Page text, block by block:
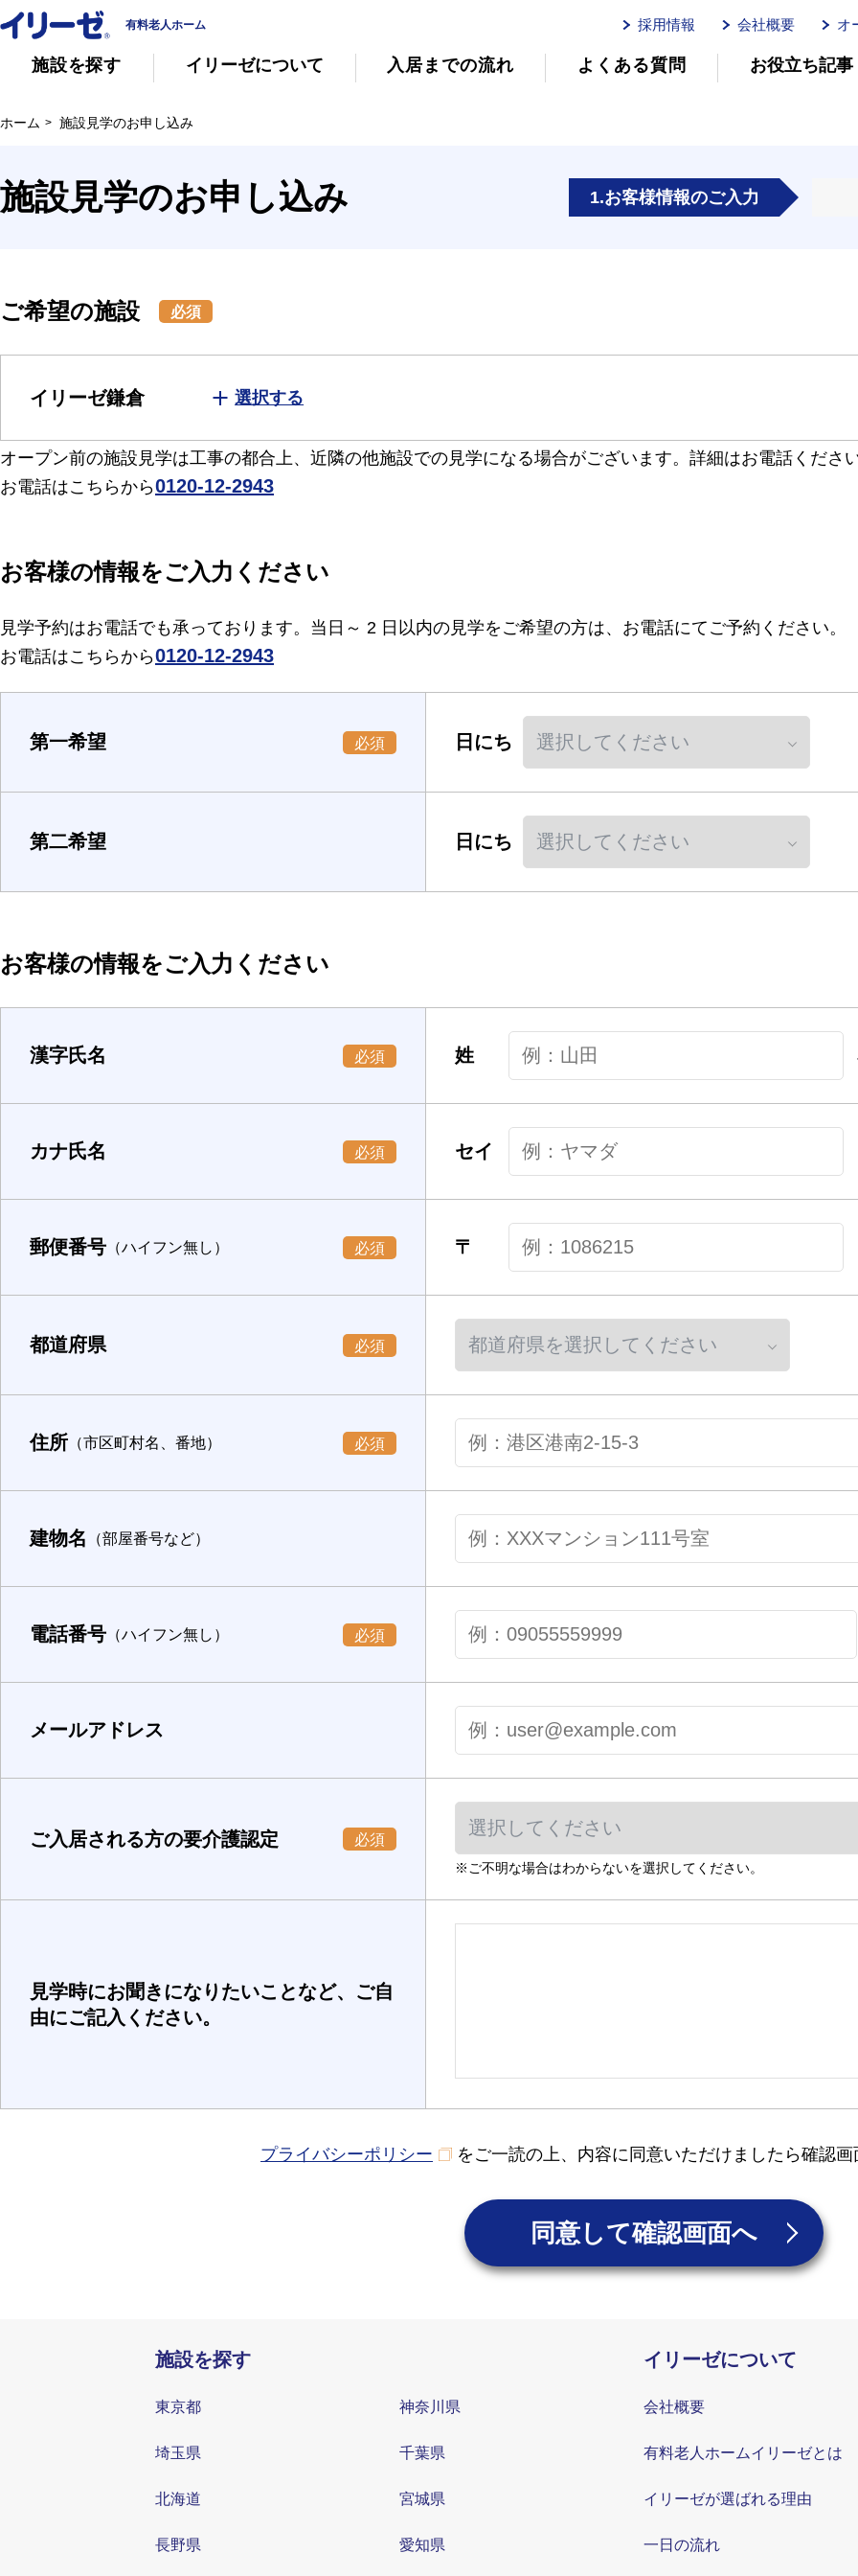
有料老人ホーム
施設を探す イリーゼについて
イリーゼについて
会社概要
入居までの流れ よくある質問 お役立ち記事
意外と知らない介護保険の基本 有料老人ホームを選ぶ時のポイント
採用情報 会社概要 オ
ホーム 施設見学のお申し込み
施設見学のお申し込み 1.お客様情報のご入力
ご希望の施設 必須
イリーゼ鎌倉 選択する
オープン前の施設見学は工事の都合上、近隣の他施設での見学になる場合がございます。詳細はお電話くださ
お電話はこちらから0120-12-2943
お客様の情報をご入力ください
見学予約はお電話でも承っております。当日～ 2 日以内の見学をご希望の方は、お電話にてご予約ください。
お電話はこちらから0120-12-2943
第一希望 必須 日にち
第二希望 日にち
お客様の情報をご入力ください
漢字氏名 必須 姓
カナ氏名 必須 セイ
郵便番号 （ハイフン無し） 必須 〒
都道府県 必須
住所 （市区町村名、番地） 必須
建物名 （部屋番号など）
電話番号 （ハイフン無し） 必須
メールアドレス
ご入居される方の要介護認定 必須
※ご不明な場合はわからないを選択してください。
見学時にお聞きになりたいことなど、ご自
由にご記入ください。
プライバシーポリシー をご一読の上、内容に同意いただけましたら確認
同意して確認画面へ
施設を探す
東京都 神奈川県
埼玉県 千葉県
北海道 宮城県
長野県 愛知県
イリーゼについて
会社概要
有料老人ホームイリーゼとは
イリーゼが選ばれる理由
一日の流れ